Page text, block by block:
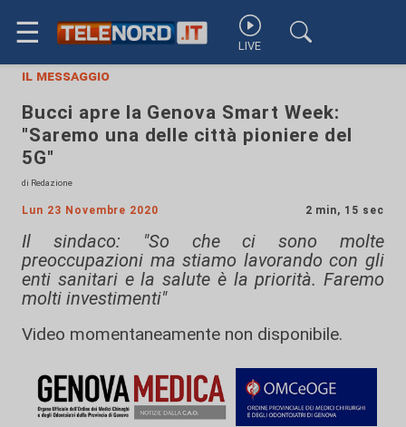
☰ LIVE
il messaggio
Bucci apre la Genova Smart Week:
"Saremo una delle città pioniere del
5G"
di Redazione
Lun 23 Novembre 2020 2 min, 15 sec
Il sindaco: "So che ci sono molte
preoccupazioni ma stiamo lavorando con gli
enti sanitari e la salute è la priorità. Faremo
molti investimenti"
Video momentaneamente non disponibile.